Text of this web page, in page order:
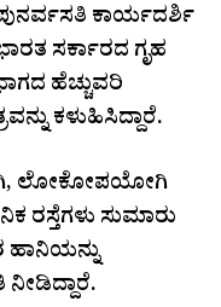
ಕಾರ್ಯದರ್ಶಿ
ಸರ್ಕಾರದ ಗೃಹ
ಹೆಚ್ಚುವರಿ
ಕಳುಹಿಸಿದ್ದಾರೆ.
ಲೋಕೋಪಯೋಗಿ
ರಸ್ತೆಗಳು ಸುಮಾರು